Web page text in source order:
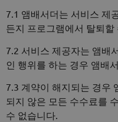
7.1 앰배서더는 서비스 제
든지 프로그램에서 탈퇴할
7.2 서비스 제공자는 앰배
인 행위를 하는 경우 앰배
7.3 계약이 해지되는 경우
되지 않은 모든 수수료를
수 없습니다.